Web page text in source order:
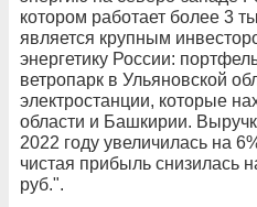
котором работает более 3
является крупным
энергетику России:
ветропарк в Ульяновской
электростанции, которые
области и Башкирии.
2022 году увеличилась на
чистая прибыль снизилась
руб.".